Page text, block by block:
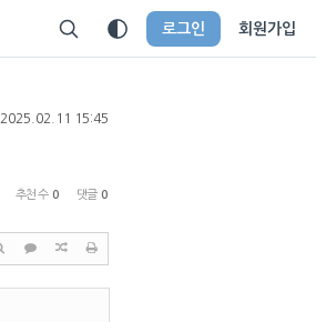
로그인 회원가입
2025.02.11 15:45
추천 수 0 댓글 0